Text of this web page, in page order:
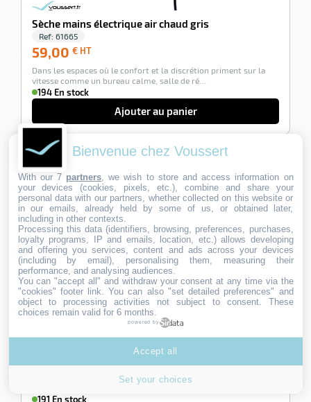
Sèche mains électrique air chaud gris
Ref: 61665
59,00 € HT
HT
Dans les espaces où le confort et la discrétion priment sur la
vitesse comme un bureau calme, salle de ré…
194 En stock
Ajouter au panier
Chariot de menage bibac double seau avec presse a
€
C’est le produit de référence pour les chantiers de nettoyage de
bureau, classes, zones de circulation où…
191 En stock
Bienvenue chez Voussert
With our 7 partners , we wish to store and access information on
your devices (cookies, pixels, etc.), combine and share your
personal data with our partners, whether collected on this website or
in our emails, already held by some of us, or obtained later,
including in other contexts.
Processing this data (identifiers, browsing, preferences, purchases,
loyalty programs, IP and emails, location, etc.) allows developing
and offering you services, content and ads across your devices
(including by email), personalising them, measuring their
performance, and analysing audiences.
You can "accept all" and withdraw your consent at any time via the
"cookies" footer link . You can also "set detailed preferences" and
object to processing activities not subject to consent. These
choices remain valid for 6 months.
powered by
Set your choices
Accept all